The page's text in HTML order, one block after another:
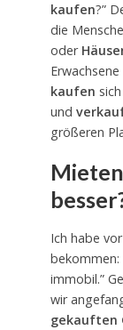
kaufen?”
die
oder
kaufen
und
größeren
Ich habe
bekommen:
immobil.”
wir
gekauften